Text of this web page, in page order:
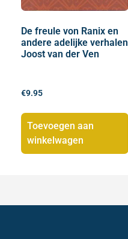
De freule von Ranix en
andere adelijke verhalen
Joost van der Ven
€9.95
Toevoegen aan
winkelwagen